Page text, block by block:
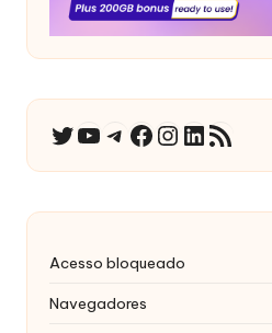
Twitter
YouTube
Telegrama
Facebook
Instagram
LinkedIn
RSS Feed
Acesso bloqueado
Navegadores